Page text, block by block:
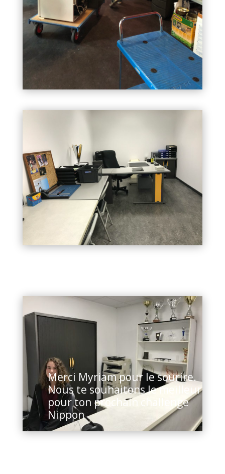
Merci Myriam pour le sourire.
Nous te souhaitons le meilleur
pour ton prochain challenge
Nippon